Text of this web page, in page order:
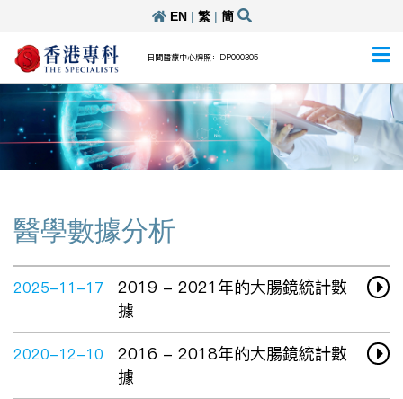
EN| 繁| 簡
日間醫療中心牌照：DP000305
醫學數據分析
2025-11-17
2019 - 2021年的大腸鏡統計數
據
2020-12-10
2016 - 2018年的大腸鏡統計數
據